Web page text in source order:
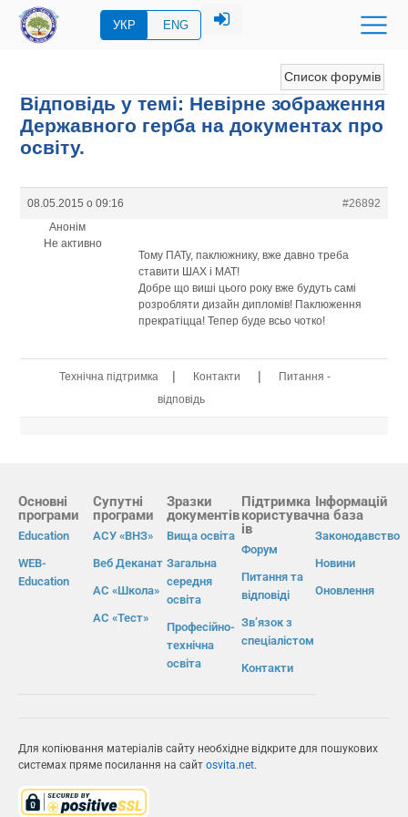
УКР ENG
Список форумів
Відповідь у темі: Невірне зображення
Державного герба на документах про
освіту.
08.05.2015 о 09:16
#26892
Анонім
Не активно
Тому ПАТу, паклюжнику, вже давно треба
ставити ШАХ і МАТ!
Добре що виші цього року вже будуть самі
розробляти дизайн дипломів! Паклюження
прекратіцца! Тепер буде всьо чотко!
Технічна підтримка | Контакти |
Питання -
відповідь
Основні
програми
Education
WEB-
Education
Супутні
програми
АСУ «ВНЗ»
Веб Деканат
АС «Школа»
АС «Тест»
Зразки
документів
Вища освіта
Загальна
середня
освіта
Професійно-
технічна
освіта
Підтримка
користувач
ів
Форум
Питання та
відповіді
Зв’язок з
спеціалістом
Контакти
Інформацій
на база
Законодавство
Новини
Оновлення
Для копіювання матеріалів сайту необхідне відкрите для пошукових
системах пряме посилання на сайт osvita.net.